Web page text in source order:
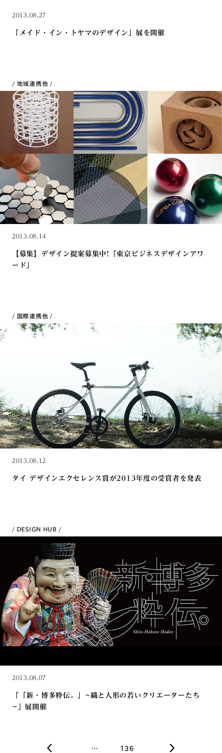
2013.08.27
「メイド・イン・トヤマのデザイン」展を開催
地域連携他
2013.08.14
【募集】デザイン提案募集中!「東京ビジネスデザインアワ
ード」
国際連携他
2013.08.12
タイ デザインエクセレンス賞が2013年度の受賞者を発表
DESIGN HUB
2013.08.07
「「新・博多粋伝。」~織と人形の若いクリエーターたち
~」展開催
… 136